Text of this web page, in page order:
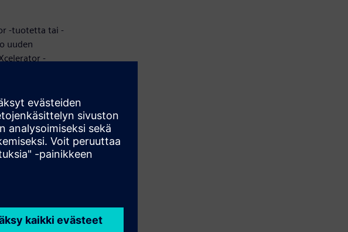
-tuotetta tai -
uuden
-